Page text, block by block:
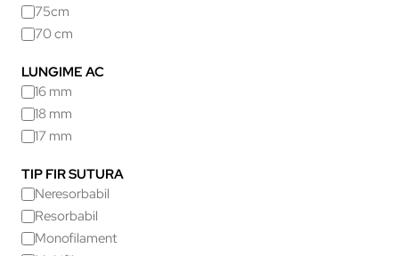
75cm
70 cm
LUNGIME AC
16 mm
18 mm
17 mm
TIP FIR SUTURA
Neresorbabil
Resorbabil
Monofilament